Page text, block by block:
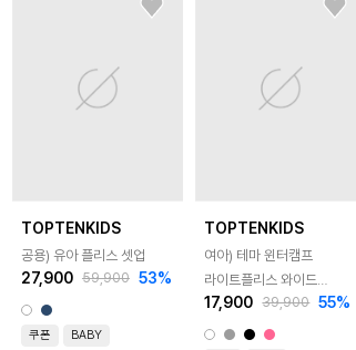
TOPTENKIDS
공용) 유아 플리스 셋업
27,900 59,900 53%
쿠폰 BABY
TOPTENKIDS
여아) 테마 윈터캠프
라이트플리스 와이드
스웨트팬츠
17,900 39,900 55%